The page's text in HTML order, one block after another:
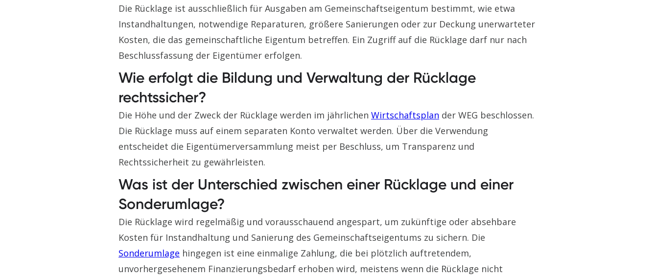
Die Rücklage ist ausschließlich für Ausgaben am Gemeinschaftseigentum bestimmt, wie etwa
Instandhaltungen, notwendige Reparaturen, größere Sanierungen oder zur Deckung unerwarteter
Kosten, die das gemeinschaftliche Eigentum betreffen. Ein Zugriff auf die Rücklage darf nur nach
Beschlussfassung der Eigentümer erfolgen.
Wie erfolgt die Bildung und Verwaltung der Rücklage
rechtssicher?
Die Höhe und der Zweck der Rücklage werden im jährlichen Wirtschaftsplan der WEG beschlossen.
Die Rücklage muss auf einem separaten Konto verwaltet werden. Über die Verwendung
entscheidet die Eigentümerversammlung meist per Beschluss, um Transparenz und
Rechtssicherheit zu gewährleisten.
Was ist der Unterschied zwischen einer Rücklage und einer
Sonderumlage?
Die Rücklage wird regelmäßig und vorausschauend angespart, um zukünftige oder absehbare
Kosten für Instandhaltung und Sanierung des Gemeinschaftseigentums zu sichern. Die
Sonderumlage hingegen ist eine einmalige Zahlung, die bei plötzlich auftretendem,
unvorhergesehenem Finanzierungsbedarf erhoben wird, meistens wenn die Rücklage nicht